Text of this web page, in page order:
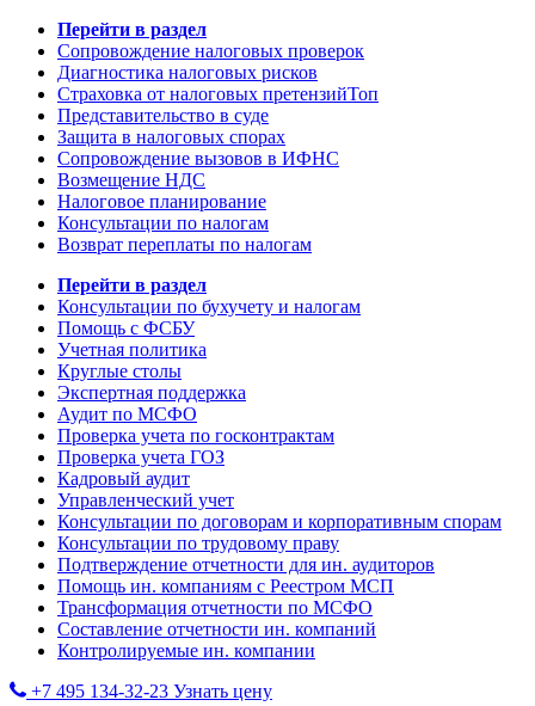
Перейти в раздел
Сопровождение налоговых проверок
Диагностика налоговых рисков
Страховка от налоговых претензийТоп
Представительство в суде
Защита в налоговых спорах
Сопровождение вызовов в ИФНС
Возмещение НДС
Налоговое планирование
Консультации по налогам
Возврат переплаты по налогам
Перейти в раздел
Консультации по бухучету и налогам
Помощь с ФСБУ
Учетная политика
Круглые столы
Экспертная поддержка
Аудит по МСФО
Проверка учета по госконтрактам
Проверка учета ГОЗ
Кадровый аудит
Управленческий учет
Консультации по договорам и корпоративным спорам
Консультации по трудовому праву
Подтверждение отчетности для ин. аудиторов
Помощь ин. компаниям с Реестром МСП
Трансформация отчетности по МСФО
Составление отчетности ин. компаний
Контролируемые ин. компании
+7 495 134-32-23 Узнать цену